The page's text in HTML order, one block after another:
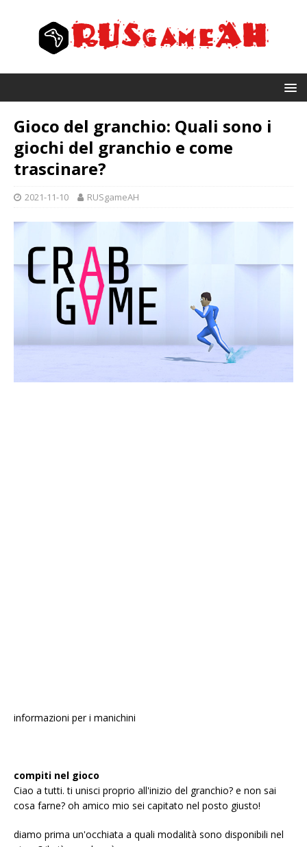
Gioco del granchio: Quali sono i
giochi del granchio e come
trascinare?
2021-11-10 RUSgameAH
informazioni per i manichini
compiti nel gioco
Ciao a tutti. ti unisci proprio all'inizio del granchio? e non sai
cosa farne? oh amico mio sei capitato nel posto giusto!
diamo prima un'occhiata a quali modalità sono disponibili nel